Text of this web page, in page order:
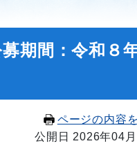
期間：令和８
ページの内容
公開日 2026年04